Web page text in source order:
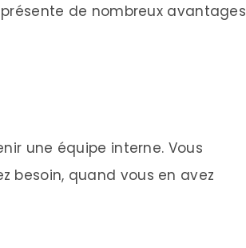
de nombreux avantages
une équipe interne. Vous
besoin, quand vous en avez